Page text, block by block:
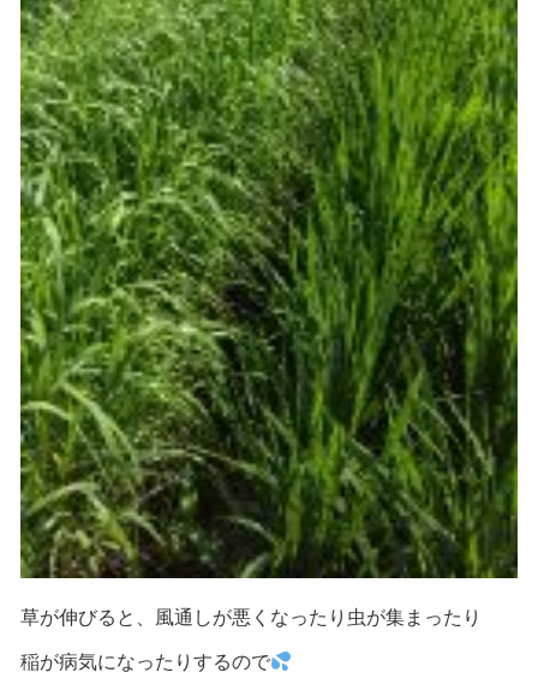
草が伸びると、風通しが悪くなったり虫が集まったり
稲が病気になったりするので